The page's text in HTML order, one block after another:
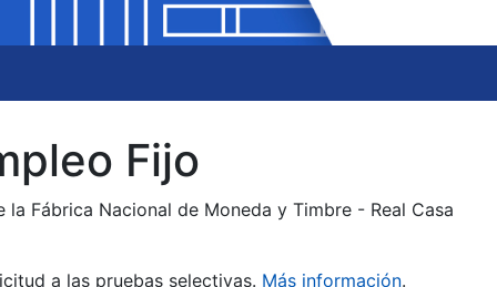
Fijo
Fábrica Nacional de Moneda y Timbre - Real Casa
a las pruebas selectivas. Más información.